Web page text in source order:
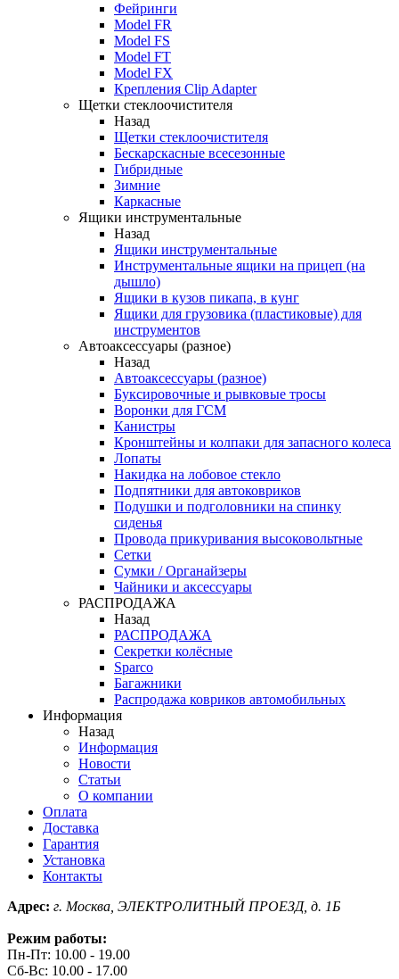
Фейринги
Model FR
Model FS
Model FT
Model FX
Крепления Clip Adapter
Щетки стеклоочистителя
Назад
Щетки стеклоочистителя
Бескарскасные всесезонные
Гибридные
Зимние
Каркасные
Ящики инструментальные
Назад
Ящики инструментальные
Инструментальные ящики на прицеп (на
дышло)
Ящики в кузов пикапа, в кунг
Ящики для грузовика (пластиковые) для
инструментов
Автоаксессуары (разное)
Назад
Автоаксессуары (разное)
Буксировочные и рывковые тросы
Воронки для ГСМ
Канистры
Кронштейны и колпаки для запасного колеса
Лопаты
Накидка на лобовое стекло
Подпятники для автоковриков
Подушки и подголовники на спинку
сиденья
Провода прикуривания высоковольтные
Сетки
Сумки / Органайзеры
Чайники и аксессуары
РАСПРОДАЖА
Назад
РАСПРОДАЖА
Секретки колёсные
Sparco
Багажники
Распродажа ковриков автомобильных
Информация
Назад
Информация
Новости
Статьи
О компании
Оплата
Доставка
Гарантия
Установка
Контакты
Адрес: г. Москва, ЭЛЕКТРОЛИТНЫЙ ПРОЕЗД, д. 1Б
Режим работы:
Пн-Пт: 10.00 - 19.00
Сб-Вс: 10.00 - 17.00